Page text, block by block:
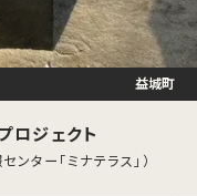
ロジェクト
ター「ミナテラス」）
益城町